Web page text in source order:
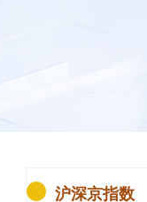
沪深京指数